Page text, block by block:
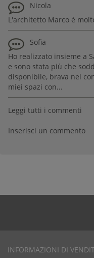
Nicola
L'architetto Marco è
Sofia
Ho realizzato insieme a
e sono stata più che
disponibile, brava nel
miei spazi con...
Leggi tutti i commenti
Inserisci un commento
INFORMAZIONI DI